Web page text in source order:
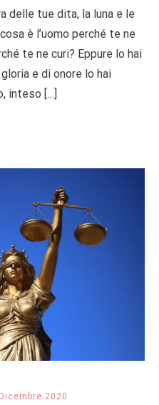
delle tue dita, la luna e le
è l’uomo perché te ne
te ne curi? Eppure lo hai
e di onore lo hai
inteso […]
2020